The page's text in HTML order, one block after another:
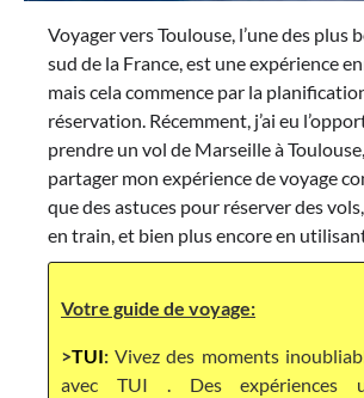
Voyager vers Toulouse, l’une des plus
sud de la France, est une expérience
mais cela commence par la
réservation. Récemment, j’ai eu
prendre un vol de Marseille à
partager mon expérience de voyage
que des astuces pour réserver des
en train, et bien plus encore en
Votre guide de voyage:
>TUI: Vivez des moments
avec TUI . Des expériences